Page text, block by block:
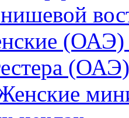
(ОАЭ)
(ОАЭ)